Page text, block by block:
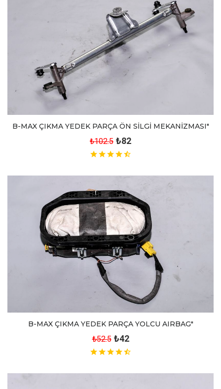
B-MAX ÇIKMA YEDEK PARÇA ÖN SİLGİ MEKANİZMASI"
₺102.5 ₺82
B-MAX ÇIKMA YEDEK PARÇA YOLCU AIRBAG"
₺52.5 ₺42